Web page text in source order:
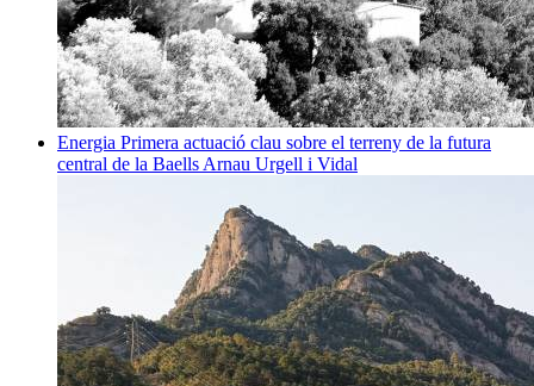
Energia Primera actuació clau sobre el terreny de la futura
central de la Baells Arnau Urgell i Vidal